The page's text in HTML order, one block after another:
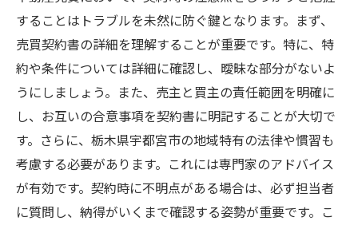
することはトラブルを未然に防ぐ鍵となります。まず、
売買契約書の詳細を理解することが重要です。特に、特
約や条件については詳細に確認し、曖昧な部分がないよ
うにしましょう。また、売主と買主の責任範囲を明確に
し、お互いの合意事項を契約書に明記することが大切で
す。さらに、栃木県宇都宮市の地域特有の法律や慣習も
考慮する必要があります。これには専門家のアドバイス
が有効です。契約時に不明点がある場合は、必ず担当者
に質問し、納得がいくまで確認する姿勢が重要です。こ